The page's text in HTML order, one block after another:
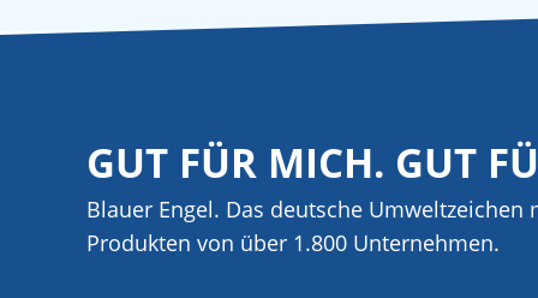
GUT FÜR MICH. GUT
Blauer Engel. Das deutsche Umweltzeichen
Produkten von über 1.800 Unternehmen.